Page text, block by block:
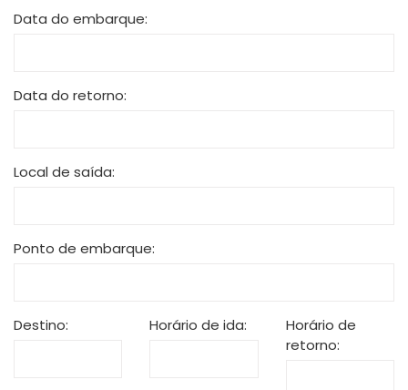
Data do embarque:
Data do retorno:
Local de saída:
Ponto de embarque:
Destino: Horário de ida:
Horário de
retorno: